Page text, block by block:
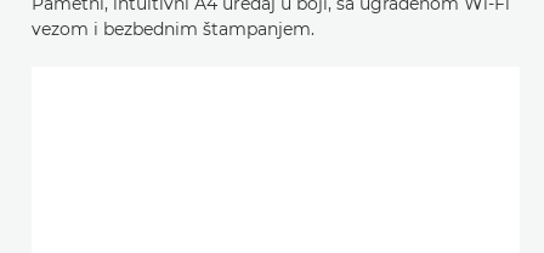
vezom i bezbednim štampanjem.